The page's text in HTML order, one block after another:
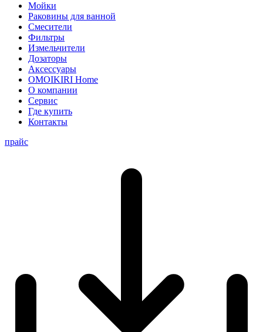
Мойки
Раковины для ванной
Смесители
Фильтры
Измельчители
Дозаторы
Аксессуары
OMOIKIRI Home
О компании
Сервис
Где купить
Контакты
прайс